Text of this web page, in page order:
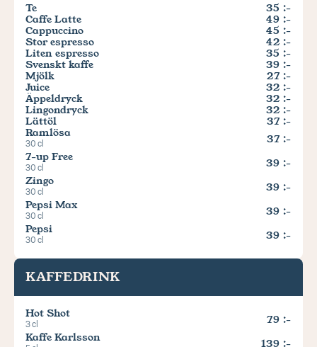
Te
35 :-
Caffe Latte
49 :-
Cappuccino
45 :-
Stor espresso
42 :-
Liten espresso
35 :-
Svenskt kaffe
39 :-
Mjölk
27 :-
Juice
32 :-
Äppeldryck
32 :-
Lingondryck
32 :-
Lättöl
37 :-
Ramlösa
30 cl
37 :-
7-up Free
30 cl
39 :-
Zingo
30 cl
39 :-
Pepsi Max
30 cl
39 :-
Pepsi
30 cl 39 :-
KAFFEDRINK
Hot Shot
3 cl
79 :-
Kaffe Karlsson
139 :-